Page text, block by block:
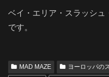
ベイ・エリア・スラッシュ
です。
MAD MAZE ヨーロッパの